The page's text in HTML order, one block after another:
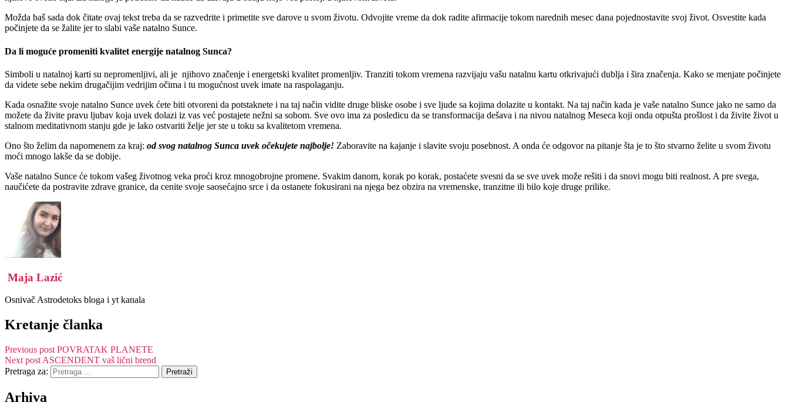
Možda baš sada dok čitate ovaj tekst treba da se razvedrite i primetite sve darove u svom životu. Odvojite vreme da dok radite afirmacije tokom narednih mesec dana pojednostavite svoj život. Osvestite kada
počinjete da se žalite jer to slabi vaše natalno Sunce.
Da li moguće promeniti kvalitet energije natalnog Sunca?
Simboli u natalnoj karti su nepromenljivi, ali je njihovo značenje i energetski kvalitet promenljiv. Tranziti tokom vremena razvijaju vašu natalnu kartu otkrivajući dublja i šira značenja. Kako se menjate počinjete
da videte sebe nekim drugačijim vedrijim očima i tu mogućnost uvek imate na raspolaganju.
Kada osnažite svoje natalno Sunce uvek ćete biti otvoreni da potstaknete i na taj način vidite druge bliske osobe i sve ljude sa kojima dolazite u kontakt. Na taj način kada je vaše natalno Sunce jako ne samo da
možete da živite pravu ljubav koja uvek dolazi iz vas već postajete nežni sa sobom. Sve ovo ima za posledicu da se transformacija dešava i na nivou natalnog Meseca koji onda otpušta prošlost i da živite život u
stalnom meditativnom stanju gde je lako ostvariti želje jer ste u toku sa kvalitetom vremena.
Ono što želim da napomenem za kraj: od svog natalnog Sunca uvek očekujete najbolje! Zaboravite na kajanje i slavite svoju posebnost. A onda će odgovor na pitanje šta je to što stvarno želite u svom životu
moći mnogo lakše da se dobije.
Vaše natalno Sunce će tokom vašeg životnog veka proći kroz mnogobrojne promene. Svakim danom, korak po korak, postaćete svesni da se sve uvek može rešiti i da snovi mogu biti realnost. A pre svega,
naučićete da postravite zdrave granice, da cenite svoje saosećajno srce i da ostanete fokusirani na njega bez obzira na vremenske, tranzitne ili bilo koje druge prilike.
Maja Lazić
Osnivač Astrodetoks bloga i yt kanala
Kretanje članka
Previous post POVRATAK PLANETE
Next post ASCENDENT vaš lični brend
Pretraga za:
Arhiva